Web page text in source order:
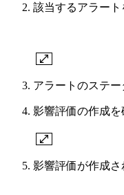
該当するアラート
アラートのステー
影響評価の作成を
影響評価が作成さ